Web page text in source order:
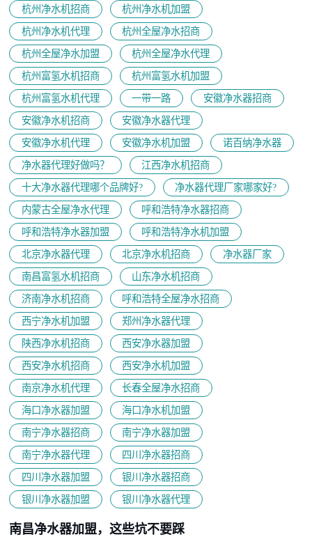
杭州净水机招商
杭州净水机加盟
杭州净水机代理
杭州全屋净水招商
杭州全屋净水加盟
杭州全屋净水代理
杭州富氢水机招商
杭州富氢水机加盟
杭州富氢水机代理
一带一路
安徽净水器招商
安徽净水机招商
安徽净水器代理
安徽净水机代理
安徽净水机加盟
诺百纳净水器
净水器代理好做吗？
江西净水机招商
十大净水器代理哪个品牌好?
净水器代理厂家哪家好?
内蒙古全屋净水代理
呼和浩特净水器招商
呼和浩特净水器加盟
呼和浩特净水机加盟
北京净水器代理
北京净水机招商
净水器厂家
南昌富氢水机招商
山东净水机招商
济南净水机招商
呼和浩特全屋净水招商
西宁净水机加盟
郑州净水器代理
陕西净水机招商
西安净水器加盟
西安净水机招商
西安净水机加盟
南京净水机代理
长春全屋净水招商
海口净水器加盟
海口净水机加盟
南宁净水器招商
南宁净水器加盟
南宁净水器代理
四川净水器招商
四川净水器加盟
银川净水器招商
银川净水器加盟
银川净水器代理
南昌净水器加盟，这些坑不要踩